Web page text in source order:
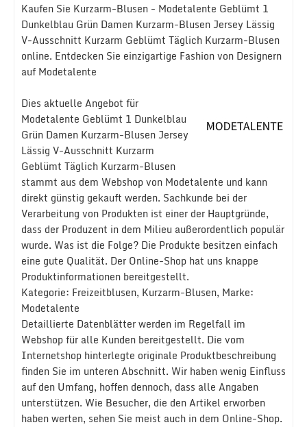
Kaufen Sie Kurzarm-Blusen - Modetalente Geblümt 1
Dunkelblau Grün Damen Kurzarm-Blusen Jersey Lässig
V-Ausschnitt Kurzarm Geblümt Täglich Kurzarm-Blusen
online. Entdecken Sie einzigartige Fashion von Designern
auf Modetalente
Dies aktuelle Angebot für
Modetalente Geblümt 1 Dunkelblau
Grün Damen Kurzarm-Blusen Jersey
Lässig V-Ausschnitt Kurzarm
Geblümt Täglich Kurzarm-Blusen
stammt aus dem Webshop von Modetalente und kann
direkt günstig gekauft werden. Sachkunde bei der
Verarbeitung von Produkten ist einer der Hauptgründe,
dass der Produzent in dem Milieu außerordentlich populär
wurde. Was ist die Folge? Die Produkte besitzen einfach
eine gute Qualität. Der Online-Shop hat uns knappe
Produktinformationen bereitgestellt.
Kategorie: Freizeitblusen, Kurzarm-Blusen, Marke:
Modetalente
Detaillierte Datenblätter werden im Regelfall im
Webshop für alle Kunden bereitgestellt. Die vom
Internetshop hinterlegte originale Produktbeschreibung
finden Sie im unteren Abschnitt. Wir haben wenig Einfluss
auf den Umfang, hoffen dennoch, dass alle Angaben
unterstützen. Wie Besucher, die den Artikel erworben
haben werten, sehen Sie meist auch in dem Online-Shop.